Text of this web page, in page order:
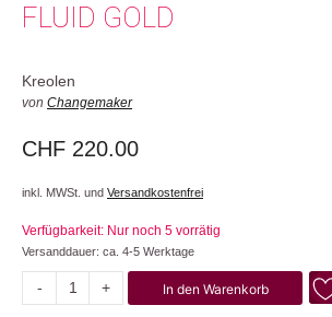
FLUID GOLD
Kreolen
von Changemaker
CHF 220.00
inkl. MWSt. und Versandkostenfrei
Verfügbarkeit: Nur noch 5 vorrätig
Versanddauer: ca. 4-5 Werktage
-
Geysir
+ In den Warenkorb